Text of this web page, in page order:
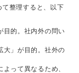
整理すると、以下
目的。社内外の問い
大」が目的。社外の
って異なるため、